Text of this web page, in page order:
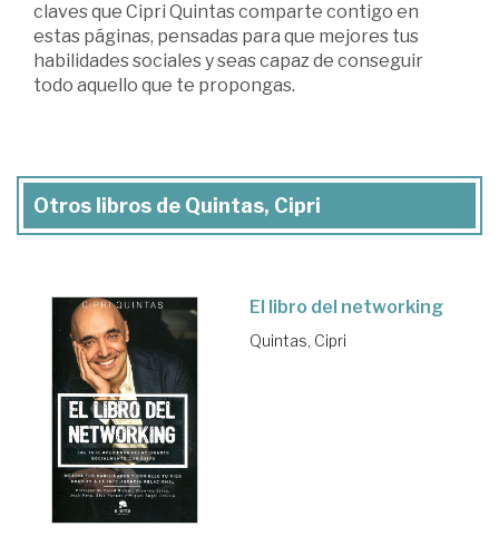
claves que Cipri Quintas comparte contigo en
estas páginas, pensadas para que mejores tus
habilidades sociales y seas capaz de conseguir
todo aquello que te propongas.
Otros libros de Quintas, Cipri
El libro del networking
Quintas, Cipri